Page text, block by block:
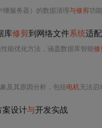
继服务器）的数据清理与修剪功能，
库修剪到网络文件系统适
能优化方法，涵盖数据库智能修
及其原因分析，包括电机无法启动、
案设计与开发实战